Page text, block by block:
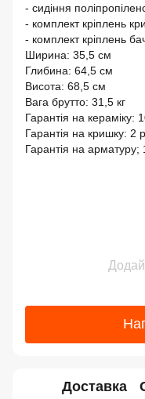
- сидіння
- комплект кріплень
- комплект кріплень
Ширина: 35,5 см
Глибина: 64,5 см
Висота: 68,5 см
Вага брутто: 31,5 кг
Гарантія на кераміку:
Гарантія на кришку: 2
Гарантія на арматуру;
Доставка